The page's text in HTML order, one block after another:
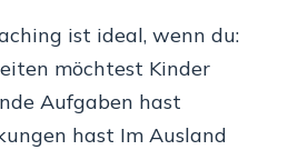
ist ideal, wenn du:
möchtest Kinder
Aufgaben hast
hast Im Ausland